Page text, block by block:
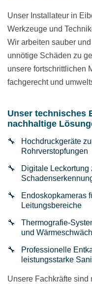
Unser Installateur in
Werkzeuge und
Wir arbeiten sauber
unnötige Schäden zu
unsere fortschrittlichen
fachgerecht und
Unser technisches
nachhaltige
Hochdruckgeräte
Rohrverstopfungen
Digitale Leckortung
Endoskopkameras
Leitungsbereiche
Thermografie-
und
Professionelle
leistungsstarke
Unsere Fachkräfte